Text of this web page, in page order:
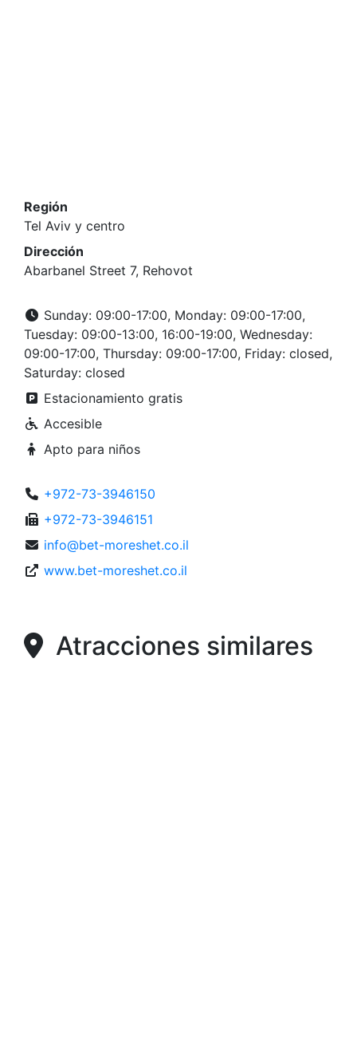
Región
Tel Aviv y centro
Dirección
Abarbanel Street 7, Rehovot
Sunday: 09:00-17:00, Monday: 09:00-17:00,
Tuesday: 09:00-13:00, 16:00-19:00, Wednesday:
09:00-17:00, Thursday: 09:00-17:00, Friday: closed,
Saturday: closed
Estacionamiento gratis
Accesible
Apto para niños
+972-73-3946150
+972-73-3946151
info@bet-moreshet.co.il
www.bet-moreshet.co.il
Atracciones similares